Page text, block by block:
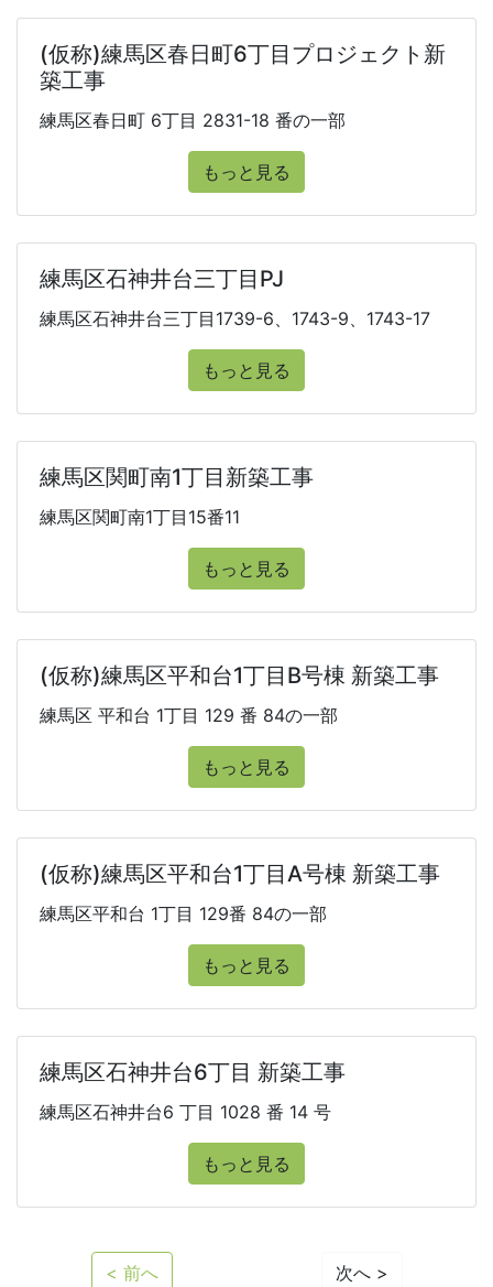
(仮称)練馬区春日町6丁目プロジェクト新
築工事
練馬区春日町 6丁目 2831-18 番の一部
もっと見る
練馬区石神井台三丁目PJ
練馬区石神井台三丁目1739-6、1743-9、1743-17
もっと見る
練馬区関町南1丁目新築工事
練馬区関町南1丁目15番11
もっと見る
(仮称)練馬区平和台1丁目B号棟 新築工事
練馬区 平和台 1丁目 129 番 84の一部
もっと見る
(仮称)練馬区平和台1丁目A号棟 新築工事
練馬区平和台 1丁目 129番 84の一部
もっと見る
練馬区石神井台6丁目 新築工事
練馬区石神井台6 丁目 1028 番 14 号
もっと見る
< 前へ 次へ >